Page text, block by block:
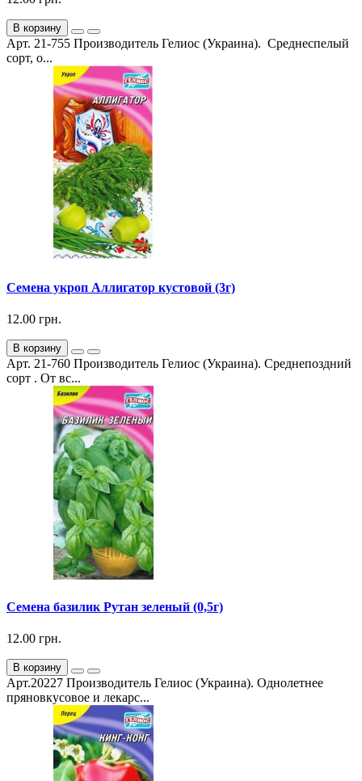
В корзину
Арт. 21-755 Производитель Гелиос (Украина). Среднеспелый
сорт, о...
Семена укроп Аллигатор кустовой (3г)
12.00 грн.
В корзину
Арт. 21-760 Производитель Гелиос (Украина). Среднепоздний
сорт . От вс...
Семена базилик Рутан зеленый (0,5г)
12.00 грн.
В корзину
Арт.20227 Производитель Гелиос (Украина). Однолетнее
пряновкусовое и лекарс...